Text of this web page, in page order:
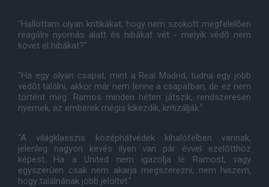
"Hallottam olyan kritikákat, hogy nem szokott megfelelõen
reagálni nyomás alatt és hibákat vét - melyik védõ nem
követ el hibákat?"
"Ha egy olyan csapat, mint a Real Madrid, tudna egy jobb
védõt találni, akkor már nem lenne a csapatban, de ez nem
történt meg. Ramos minden héten játszik, rendszeresen
nyernek, az emberek mégis kikezdik, kritizálják."
"A világklasszis középhátvédek kihalófélben vannak,
jelenleg nagyon kevés ilyen van pár évvel ezelõtthöz
képest. Ha a United nem igazolja le Ramost, vagy
egyszerûen csak nem akarja megszerezni, nem hiszem,
hogy találnának jobb jelöltet."